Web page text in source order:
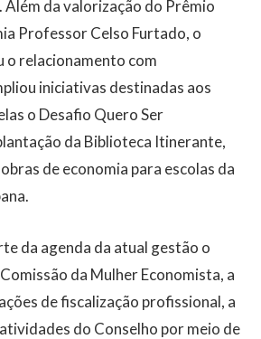
da valorização do Prêmio
Professor Celso Furtado, o
o relacionamento com
iniciativas destinadas aos
o Desafio Quero Ser
da Biblioteca Itinerante,
de economia para escolas da
da agenda da atual gestão o
da Mulher Economista, a
de fiscalização profissional, a
do Conselho por meio de